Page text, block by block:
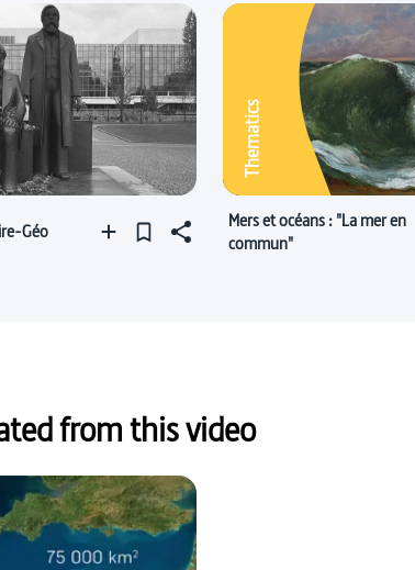
Géo
Thematics
Mers et océans : "La mer en
commun"
from this video